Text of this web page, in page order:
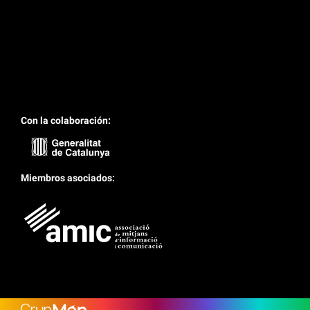
Con la colaboración:
Miembros asociados: